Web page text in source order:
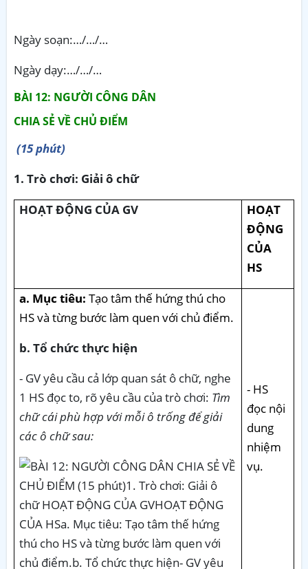
Ngày soạn:…/…/…
Ngày dạy:…/…/…
BÀI 12: NGƯỜI CÔNG DÂN
CHIA SẺ VỀ CHỦ ĐIỂM
(15 phút)
1. Trò chơi: Giải ô chữ
HOẠT ĐỘNG CỦA GV
HOẠT
ĐỘNG
CỦA
HS
a. Mục tiêu: Tạo tâm thế hứng thú cho
HS và từng bước làm quen với chủ điểm.
b. Tổ chức thực hiện
- GV yêu cầu cả lớp quan sát ô chữ, nghe
1 HS đọc to, rõ yêu cầu của trò chơi: Tìm
chữ cái phù hợp với mỗi ô trống để giải
các ô chữ sau:
- HS
đọc nội
dung
nhiệm
vụ.